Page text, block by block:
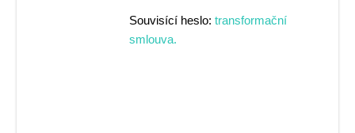
Souvisící heslo: transformační
smlouva.